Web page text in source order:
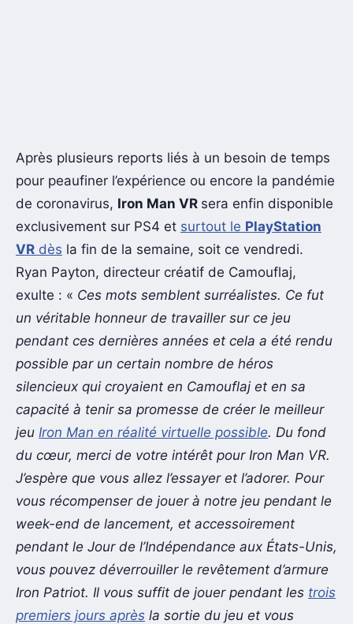
Après plusieurs reports liés à un besoin de temps
pour peaufiner l’expérience ou encore la pandémie
de coronavirus, Iron Man VR sera enfin disponible
exclusivement sur PS4 et surtout le PlayStation
VR dès la fin de la semaine, soit ce vendredi.
Ryan Payton, directeur créatif de Camouflaj,
exulte : « Ces mots semblent surréalistes. Ce fut
un véritable honneur de travailler sur ce jeu
pendant ces dernières années et cela a été rendu
possible par un certain nombre de héros
silencieux qui croyaient en Camouflaj et en sa
capacité à tenir sa promesse de créer le meilleur
jeu Iron Man en réalité virtuelle possible. Du fond
du cœur, merci de votre intérêt pour Iron Man VR.
J’espère que vous allez l’essayer et l’adorer. Pour
vous récompenser de jouer à notre jeu pendant le
week-end de lancement, et accessoirement
pendant le Jour de l’Indépendance aux États-Unis,
vous pouvez déverrouiller le revêtement d’armure
Iron Patriot. Il vous suffit de jouer pendant les trois
premiers jours après la sortie du jeu et vous